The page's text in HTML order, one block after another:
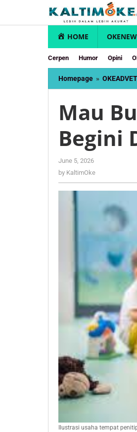
content
HOME
Cerpen Humor Opini
Homepage »
Mau
Begini
June 5, 2026
by KaltimOke
Ilustrasi usaha tempat